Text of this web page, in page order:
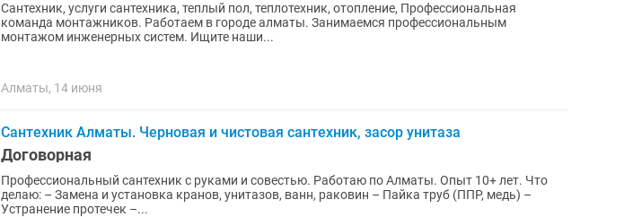
Сантехник, услуги сантехника, теплый пол, теплотехник, отопление, Профессиональная
команда монтажников. Работаем в городе алматы. Занимаемся профессиональным
монтажом инженерных систем. Ищите наши...
Алматы, 14 июня
Сантехник Алматы. Черновая и чистовая сантехник, засор унитаза
Договорная
Профессиональный сантехник с руками и совестью. Работаю по Алматы. Опыт 10+ лет. Что
делаю: – Замена и установка кранов, унитазов, ванн, раковин – Пайка труб (ППР, медь) –
Устранение протечек –...